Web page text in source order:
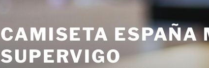
CAMISETA
SUPERVIGO